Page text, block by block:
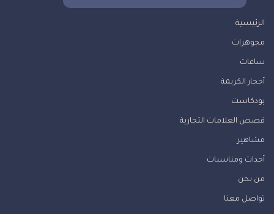
الرئيسية
مجوهرات
ساعات
أحجار الكريمة
بودكاست
قصص العلامات التجارية
مشاهير
أحداث ومناسبات
من نحن
تواصل معنا